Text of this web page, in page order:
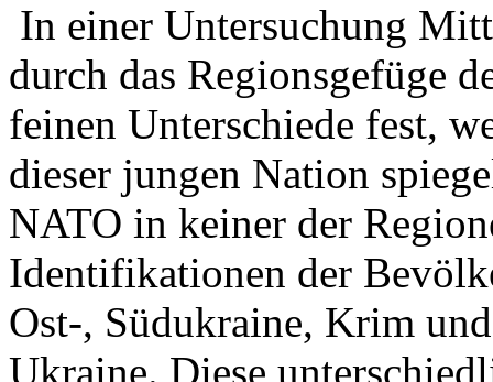
In einer Untersuchung
durch das Regionsgefüge
feinen Unterschiede fest,
dieser jungen Nation
NATO in keiner der
Identifikationen der
Ost-, Südukraine, Krim
Ukraine. Diese